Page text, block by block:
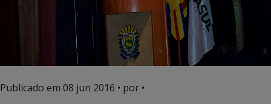
Publicado em 08 jun 2016 • por •